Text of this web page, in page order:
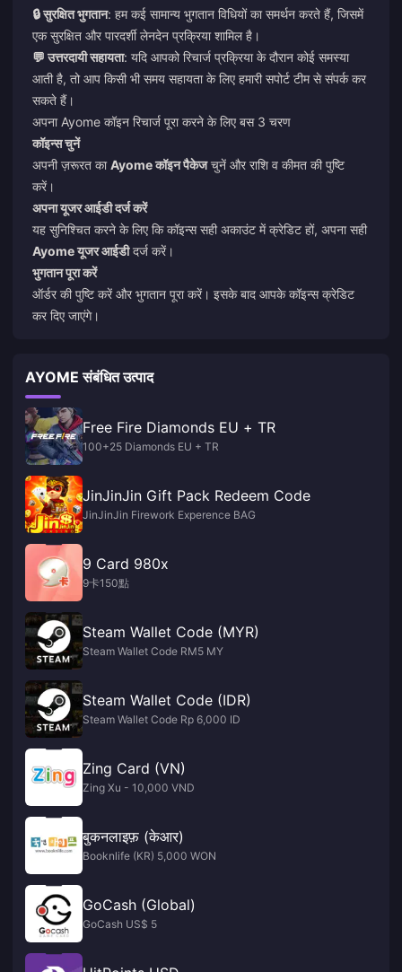
🔒 सुरक्षित भुगतान: हम कई सामान्य भुगतान विधियों का समर्थन करते हैं, जिसमें
एक सुरक्षित और पारदर्शी लेनदेन प्रक्रिया शामिल है।
💬 उत्तरदायी सहायता: यदि आपको रिचार्ज प्रक्रिया के दौरान कोई समस्या
आती है, तो आप किसी भी समय सहायता के लिए हमारी सपोर्ट टीम से संपर्क कर
सकते हैं।
अपना Ayome कॉइन रिचार्ज पूरा करने के लिए बस 3 चरण
कॉइन्स चुनें
अपनी ज़रूरत काAyome कॉइन पैकेजचुनें और राशि व कीमत की पुष्टि
करें।
अपना यूजर आईडी दर्ज करें
यह सुनिश्चित करने के लिए कि कॉइन्स सही अकाउंट में क्रेडिट हों, अपना सही
Ayome यूजर आईडीदर्ज करें।
भुगतान पूरा करें
ऑर्डर की पुष्टि करें और भुगतान पूरा करें। इसके बाद आपके कॉइन्स क्रेडिट
कर दिए जाएंगे।
AYOME संबंधित उत्पाद
Free Fire Diamonds EU + TR
100+25 Diamonds EU + TR
JinJinJin Gift Pack Redeem Code
JinJinJin Firework Experence BAG
9 Card 980x
9卡150點
Steam Wallet Code (MYR)
Steam Wallet Code RM5 MY
Steam Wallet Code (IDR)
Steam Wallet Code Rp 6,000 ID
Zing Card (VN)
Zing Xu - 10,000 VND
बुकनलाइफ़ (केआर)
Booknlife (KR) 5,000 WON
GoCash (Global)
GoCash US$ 5